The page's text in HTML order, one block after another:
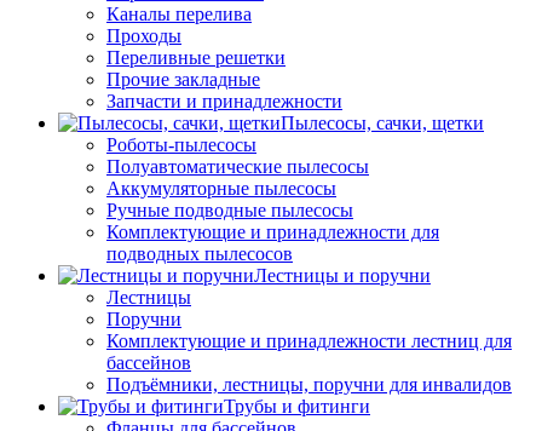
Каналы перелива
Проходы
Переливные решетки
Прочие закладные
Запчасти и принадлежности
Пылесосы, сачки, щетки
Роботы-пылесосы
Полуавтоматические пылесосы
Аккумуляторные пылесосы
Ручные подводные пылесосы
Комплектующие и принадлежности для
подводных пылесосов
Лестницы и поручни
Лестницы
Поручни
Комплектующие и принадлежности лестниц для
бассейнов
Подъёмники, лестницы, поручни для инвалидов
Трубы и фитинги